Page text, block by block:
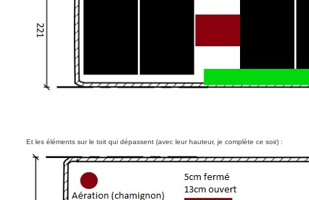
Et les éléments sur le toit qui dépassent (avec leur hauteur, je complète ce soir) :